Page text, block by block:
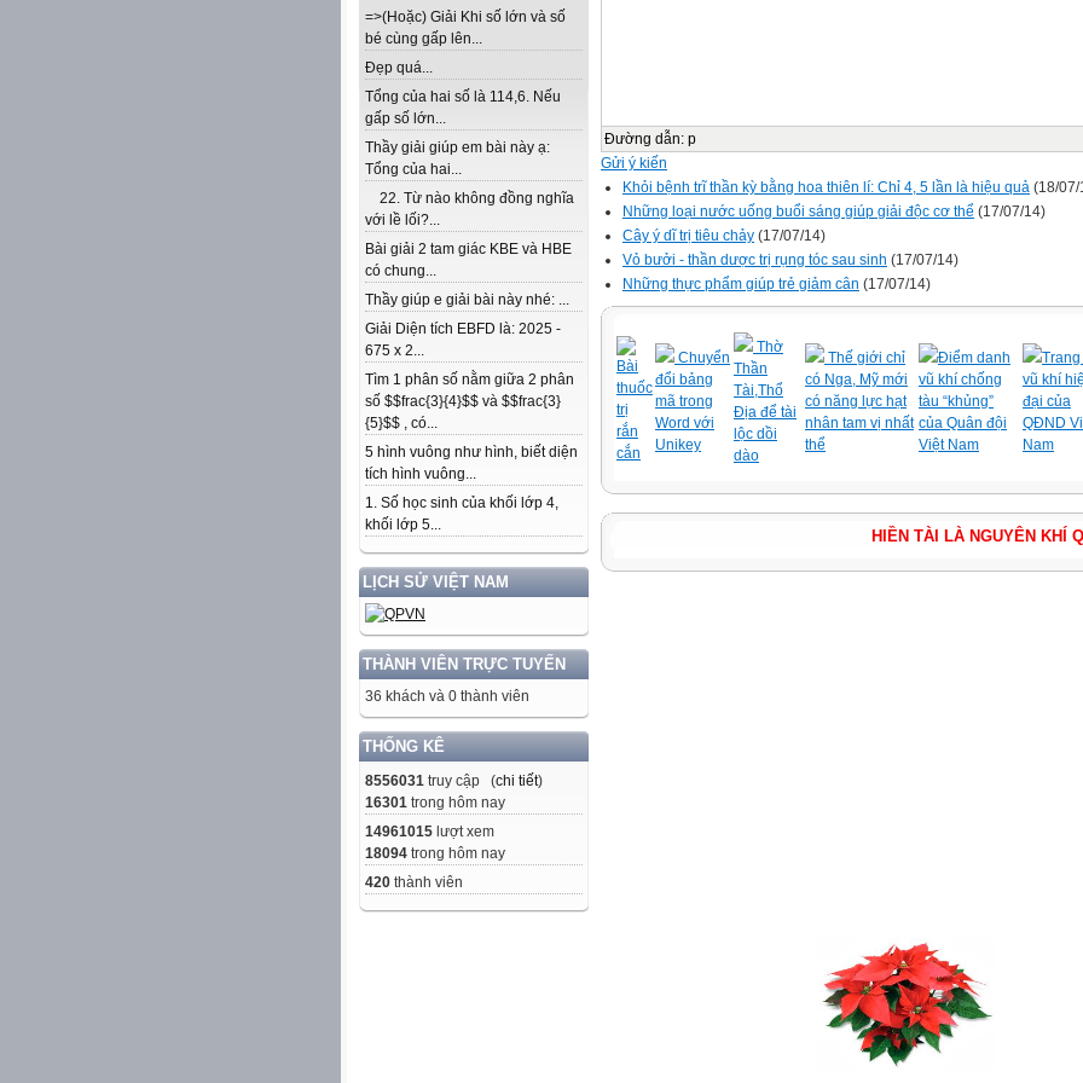
=>(Hoặc) Giải Khi số lớn và số
bé cùng gấp lên...
Đẹp quá...
Tổng của hai số là 114,6. Nếu
gấp số lớn...
Thầy giải giúp em bài này ạ:
Tổng của hai...
22. Từ nào không đồng nghĩa
với lề lối?...
Bài giải 2 tam giác KBE và HBE
có chung...
Thầy giúp e giải bài này nhé: ...
Giải Diện tích EBFD là: 2025 -
675 x 2...
Tìm 1 phân số nằm giữa 2 phân
số $$frac{3}{4}$$ và $$frac{3}
{5}$$ , có...
5 hình vuông như hình, biết diện
tích hình vuông...
1. Số học sinh của khối lớp 4,
khối lớp 5...
LỊCH SỬ VIỆT NAM
THÀNH VIÊN TRỰC TUYẾN
36 khách và 0 thành viên
THỐNG KÊ
8556031 truy cập (chi tiết)
16301 trong hôm nay
14961015 lượt xem
18094 trong hôm nay
420 thành viên
Đường dẫn: p
Gửi ý kiến
Khỏi bệnh trĩ thần kỳ bằng hoa thiên lí: Chỉ 4, 5 lần là hiệu quả (18/07/
Những loại nước uống buổi sáng giúp giải độc cơ thể (17/07/14)
Cây ý dĩ trị tiêu chảy (17/07/14)
Vỏ bưởi - thần dược trị rụng tóc sau sinh (17/07/14)
Những thực phẩm giúp trẻ giảm cân (17/07/14)
Bài
thuốc
trị
rắn
cắn
Chuyển
đổi bảng
mã trong
Word với
Unikey
Thờ
Thần
Tài,Thổ
Địa để tài
lộc dồi
dào
Thế giới chỉ
có Nga, Mỹ mới
có năng lực hạt
nhân tam vị nhất
thể
Điểm danh
vũ khí chống
tàu “khủng”
của Quân đội
Việt Nam
Trang
vũ khí
đại của
QĐND
Nam
HIỀN TÀI LÀ